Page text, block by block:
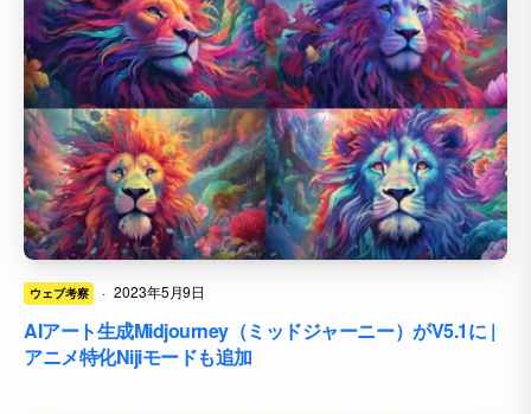
ウェブ考察 · 2023年5月9日
AIアート生成Midjourney（ミッドジャーニー）がV5.1に |
アニメ特化Nijiモードも追加